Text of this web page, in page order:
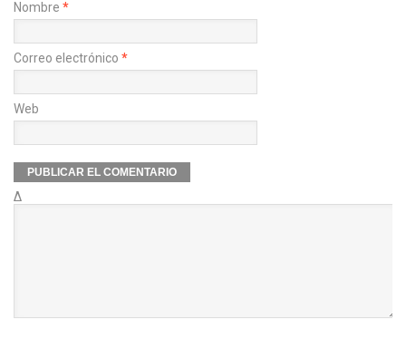
Nombre *
Correo electrónico *
Web
Δ